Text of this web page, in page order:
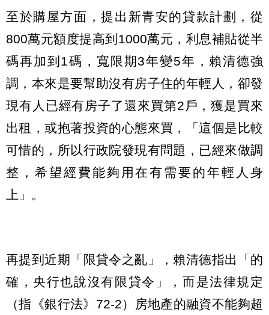
至於購屋方面，提出新青安的貸款計劃，從
800萬元額度提高到1000萬元，利息補貼從半
碼再加到1碼，寬限期3年變5年，賴清德強
調，本來是要幫助沒有房子住的年輕人，卻發
現有人已經有房子了還來買第2戶，獲是買來
出租，或抱著投資的心態來買，「這個是比較
可惜的，所以行政院發現有問題，已經來做調
整，希望經費能夠用在有需要的年輕人身
上」。
再提到近期「限貸令之亂」，賴清德指出「的
確，央行也說沒有限貸令」，而是法律規定
（指《銀行法》72-2）房地產的融資不能夠超